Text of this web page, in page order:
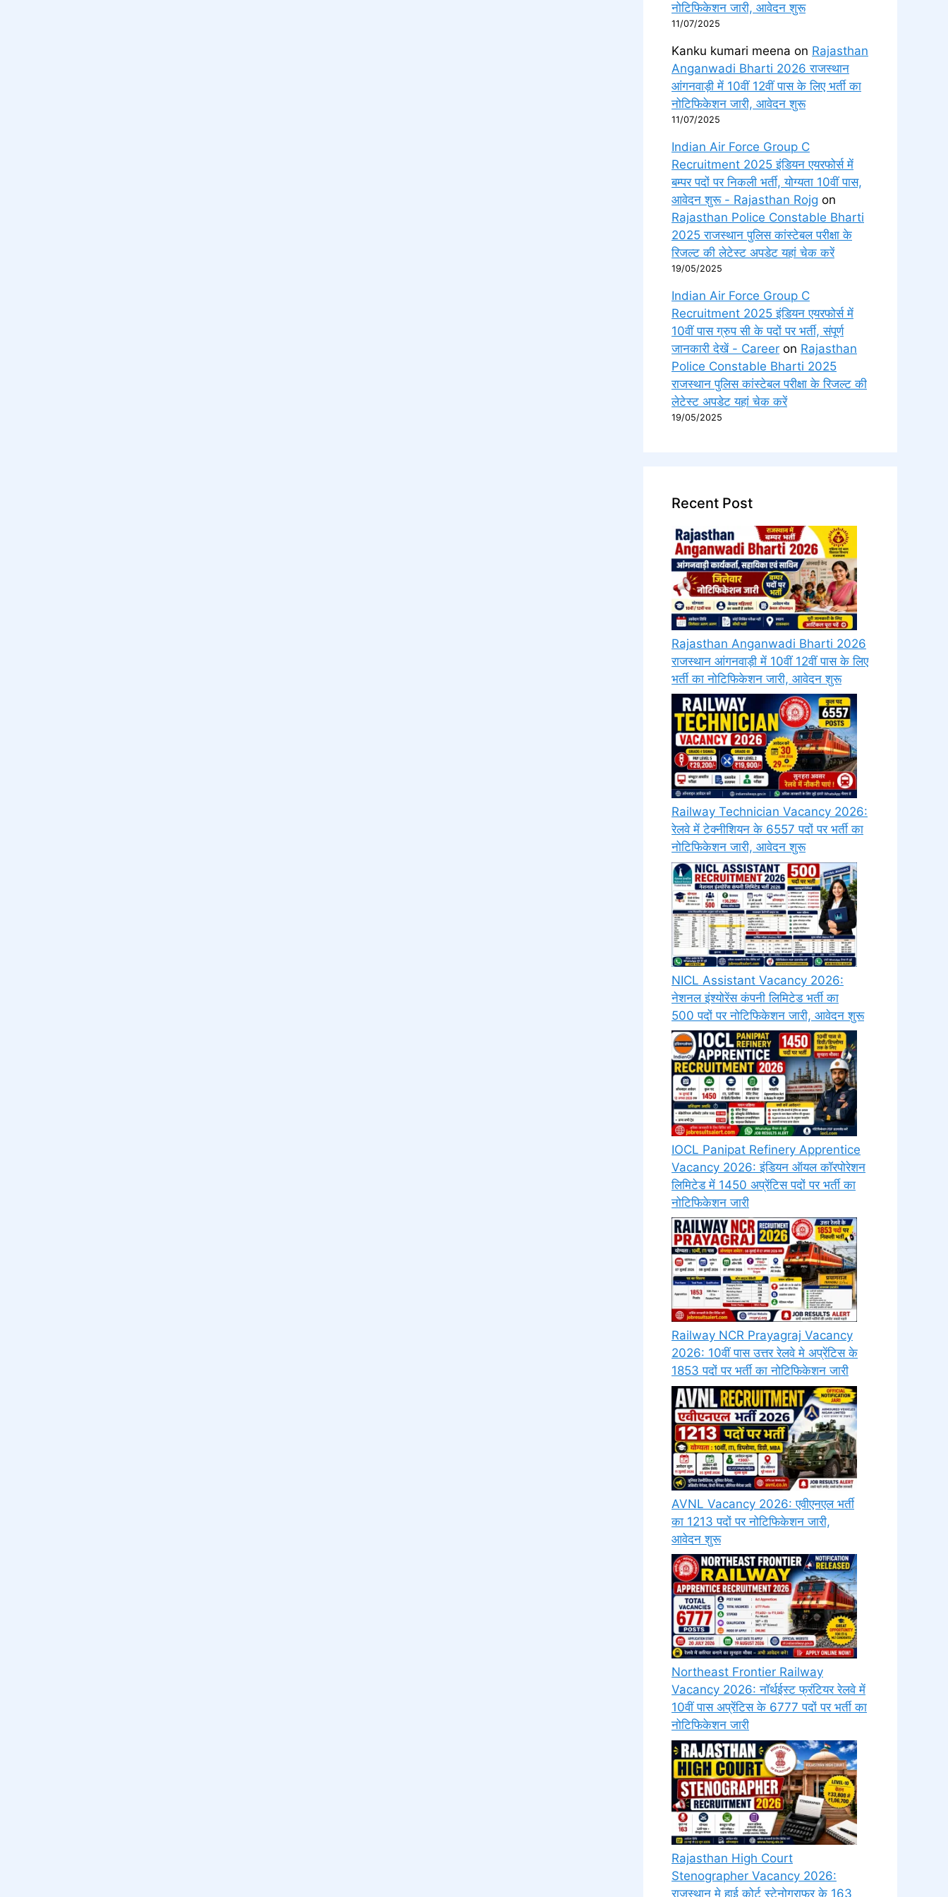
नोटिफिकेशन जारी, आवेदन शुरू
11/07/2025
Kanku kumari meena on Rajasthan
Anganwadi Bharti 2026 राजस्थान
आंगनवाड़ी में 10वीं 12वीं पास के लिए भर्ती का
नोटिफिकेशन जारी, आवेदन शुरू
11/07/2025
Indian Air Force Group C
Recruitment 2025 इंडियन एयरफोर्स में
बम्पर पदों पर निकली भर्ती, योग्यता 10वीं पास,
आवेदन शुरू - Rajasthan Rojg on
Rajasthan Police Constable Bharti
2025 राजस्थान पुलिस कांस्टेबल परीक्षा के
रिजल्ट की लेटेस्ट अपडेट यहां चेक करें
19/05/2025
Indian Air Force Group C
Recruitment 2025 इंडियन एयरफोर्स में
10वीं पास ग्रुप सी के पदों पर भर्ती, संपूर्ण
जानकारी देखें - Career on Rajasthan
Police Constable Bharti 2025
राजस्थान पुलिस कांस्टेबल परीक्षा के रिजल्ट की
लेटेस्ट अपडेट यहां चेक करें
19/05/2025
Recent Post
Rajasthan Anganwadi Bharti 2026
राजस्थान आंगनवाड़ी में 10वीं 12वीं पास के लिए
भर्ती का नोटिफिकेशन जारी, आवेदन शुरू
Railway Technician Vacancy 2026:
रेलवे में टेक्नीशियन के 6557 पदों पर भर्ती का
नोटिफिकेशन जारी, आवेदन शुरू
NICL Assistant Vacancy 2026:
नेशनल इंश्योरेंस कंपनी लिमिटेड भर्ती का
500 पदों पर नोटिफिकेशन जारी, आवेदन शुरू
IOCL Panipat Refinery Apprentice
Vacancy 2026: इंडियन ऑयल कॉरपोरेशन
लिमिटेड में 1450 अप्रेंटिस पदों पर भर्ती का
नोटिफिकेशन जारी
Railway NCR Prayagraj Vacancy
2026: 10वीं पास उत्तर रेलवे मे अप्रेंटिस के
1853 पदों पर भर्ती का नोटिफिकेशन जारी
AVNL Vacancy 2026: एवीएनएल भर्ती
का 1213 पदों पर नोटिफिकेशन जारी,
आवेदन शुरू
Northeast Frontier Railway
Vacancy 2026: नॉर्थईस्ट फ्रंटियर रेलवे में
10वीं पास अप्रेंटिस के 6777 पदों पर भर्ती का
नोटिफिकेशन जारी
Rajasthan High Court
Stenographer Vacancy 2026:
राजस्थान मे हाई कोर्ट स्टेनोग्राफर के 163